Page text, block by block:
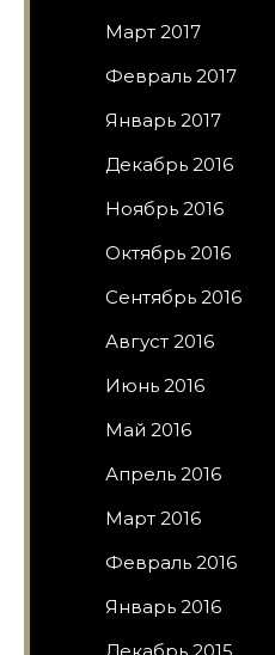
Март 2017
Февраль 2017
Январь 2017
Декабрь 2016
Ноябрь 2016
Октябрь 2016
Сентябрь 2016
Август 2016
Июнь 2016
Май 2016
Апрель 2016
Март 2016
Февраль 2016
Январь 2016